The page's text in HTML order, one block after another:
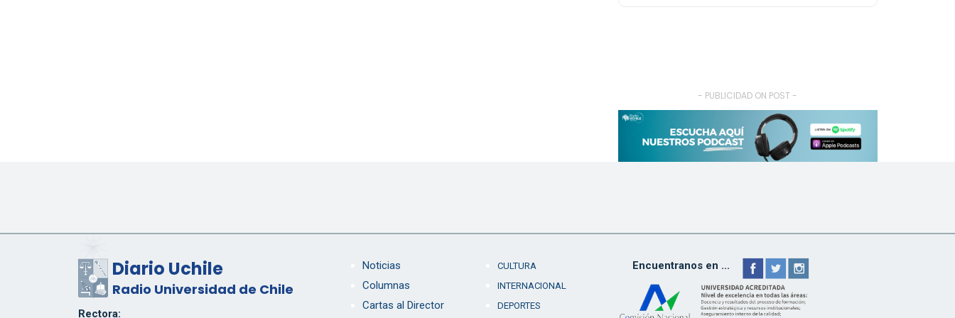
- PUBLICIDAD ON POST -
Diario Uchile
Radio Universidad de Chile
Rectora:
Noticias
Columnas
Cartas al Director
CULTURA
INTERNACIONAL
DEPORTES
Encuentranos en ...